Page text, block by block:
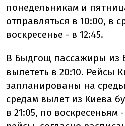
понедельникам и
отправляться в 10:00, в
воскресенье - в 12:45.
В Быдгощ пассажиры из
вылететь в 20:10. Рейсы
запланированы на
средам вылет из Киева
в 21:05, по воскресеньям